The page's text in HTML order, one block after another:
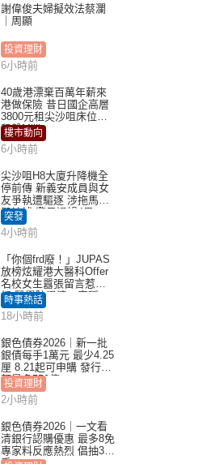
謝偉俊夫婦擬效法蔡瀾
｜周顯
投資理財
6小時前
40歲港漂棄百萬年薪來
港做保險 昔日國企高層
3800元租尖沙咀床位｜
租盤Million
樓市動向
6小時前
尖沙咀H8大廈升降機全
停前傳 新義安成員與女
友爭執遭驅逐 涉拖馬刑
毀被捕 警另通緝4男
突發
4小時前
「你個frd廢！」JUPAS
放榜炫耀港大醫科Offer
名校女生囂張留言惹眾
怒 醫學院澄清：宣稱
「40.5分獲錄取」不符事
實｜Juicy叮
時事熱話
18小時前
銀色債券2026｜新一批
銀債每手1萬元 最少4.25
厘 8.21起可申購 發行金
額最多550億
投資理財
2小時前
銀色債券2026｜一文看
清銀行認購優惠 最多8免
專家料反應熱烈 倡抽30